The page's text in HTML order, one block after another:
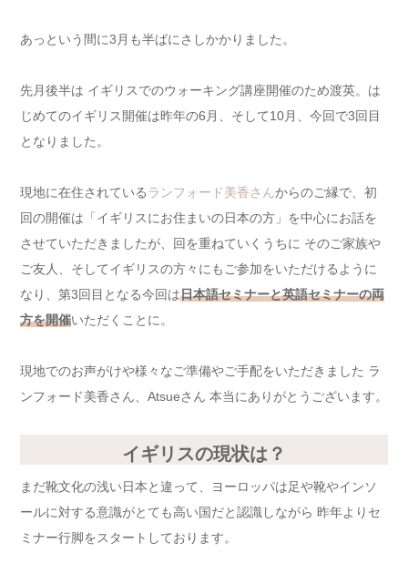
あっという間に3月も半ばにさしかかりました。
先月後半は イギリスでのウォーキング講座開催のため渡英。は
じめてのイギリス開催は昨年の6月、そして10月、今回で3回目
となりました。
現地に在住されているランフォード美香さんからのご縁で、初
回の開催は「イギリスにお住まいの日本の方」を中心にお話を
させていただきましたが、回を重ねていくうちに そのご家族や
ご友人、そしてイギリスの方々にもご参加をいただけるように
なり、第3回目となる今回は日本語セミナーと英語セミナーの両
方を開催いただくことに。
現地でのお声がけや様々なご準備やご手配をいただきました ラ
ンフォード美香さん、Atsueさん 本当にありがとうございます。
イギリスの現状は？
まだ靴文化の浅い日本と違って、ヨーロッパは足や靴やインソ
ールに対する意識がとても高い国だと認識しながら 昨年よりセ
ミナー行脚をスタートしております。